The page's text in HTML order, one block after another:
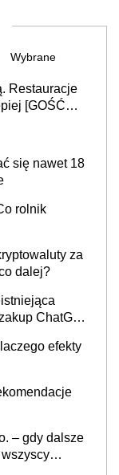
Wybrane
Restauracje
[GOŚĆ
się nawet 18
rolnik
za
dalej?
ChatGPT
efekty
– gdy dalsze